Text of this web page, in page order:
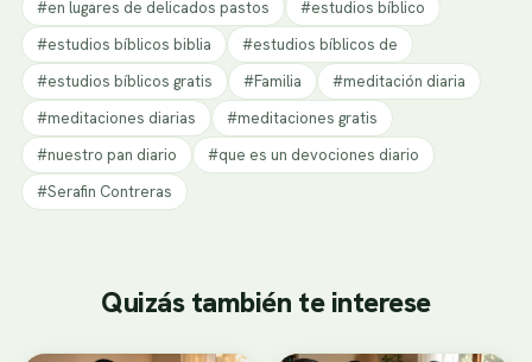
#en lugares de delicados pastos
#estudios bíblico
#estudios bíblicos biblia
#estudios bíblicos de
#estudios bíblicos gratis
#Familia
#meditación diaria
#meditaciones diarias
#meditaciones gratis
#nuestro pan diario
#que es un devociones diario
#Serafin Contreras
Quizás también te interese